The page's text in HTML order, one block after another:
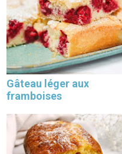
Gâteau léger aux
framboises